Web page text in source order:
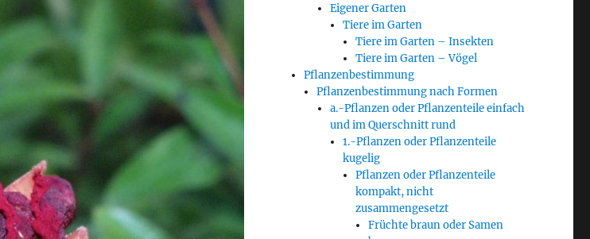
Eigener Garten
Tiere im Garten
Tiere im Garten – Insekten
Tiere im Garten – Vögel
Pflanzenbestimmung
Pflanzenbestimmung nach Formen
a.-Pflanzen oder Pflanzenteile einfach
und im Querschnitt rund
1.-Pflanzen oder Pflanzenteile
kugelig
Pflanzen oder Pflanzenteile
kompakt, nicht
zusammengesetzt
Früchte braun oder Samen